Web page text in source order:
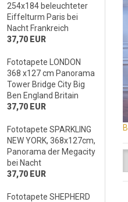
254x184 beleuchteter
Eiffelturm Paris bei
Nacht Frankreich
37,70 EUR
Fototapete LONDON
368 x127 cm Panorama
Tower Bridge City Big
Ben England Britain
37,70 EUR
Fototapete SPARKLING
NEW YORK, 368x127cm,
Panorama der Megacity
bei Nacht
37,70 EUR
Fototapete SHEPHERD